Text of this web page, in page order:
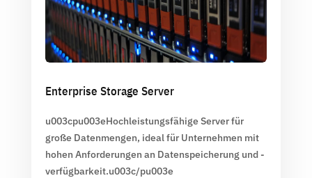
Enterprise Storage Server
u003cpu003eHochleistungsfähige Server für
große Datenmengen, ideal für Unternehmen mit
hohen Anforderungen an Datenspeicherung und -
verfügbarkeit.u003c/pu003e